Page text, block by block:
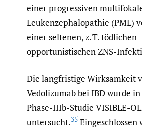
einer progressiven
Leukenzephalopathie (PML)
einer seltenen, z. T. tödlichen
opportunistischen ZNS-
Die langfristige Wirksamkeit
Vedolizumab bei IBD wurde
Phase-IIIb-Studie VISIBLE-
untersucht.35 Eingeschlossen